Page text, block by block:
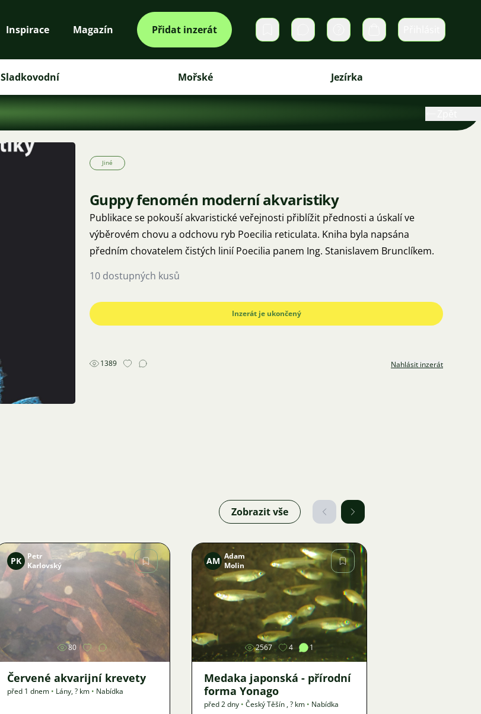
Inspirace Magazín Přidat inzerát Soukromé zprávy Košík
Sladkovodní Mořské Jezírka
Jiné
Guppy fenomén moderní akvaristiky
Publikace se pokouší akvaristické veřejnosti přiblížit přednosti a úskalí ve
výběrovém chovu a odchovu ryb Poecilia reticulata. Kniha byla napsána
předním chovatelem čistých linií Poecilia panem Ing. Stanislavem Brunclíkem.
10 dostupných kusů
Inzerát je ukončený
1389 Nahlásit inzerát
Zobrazit vše
Obrázek
PK
Petr
Karlovský
80
Červené akvarijní krevety
před 1 dnem • Lány,? km • Nabídka
Obrázek
AM Adam
Molin
2567 4 1
Medaka japonská - přírodní
forma Yonago
před 2 dny • Český Těšín ,? km • Nabídka